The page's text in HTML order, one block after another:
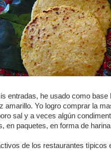
entradas, he usado como
amarillo. Yo logro comprar la
sal y a veces algún
en paquetes, en forma de
de los restaurantes